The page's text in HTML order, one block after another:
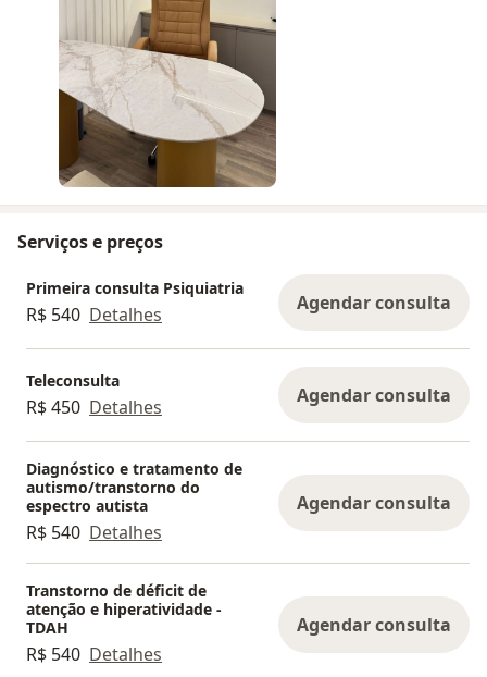
Serviços e preços
Primeira consulta Psiquiatria
R$ 540 Detalhes Agendar consulta
Teleconsulta
R$ 450 Detalhes Agendar consulta
Diagnóstico e tratamento de
autismo/transtorno do
espectro autista
R$ 540 Detalhes
Agendar consulta
Transtorno de déficit de
atenção e hiperatividade -
TDAH
R$ 540 Detalhes
Agendar consulta